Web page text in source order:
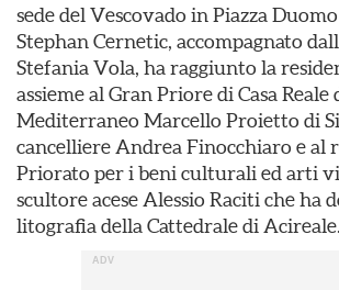
sede del Vescovado in Piazza
Stephan Cernetic, accompagnato
Stefania Vola, ha raggiunto la
assieme al Gran Priore di Casa Reale
Mediterraneo Marcello Proietto di
cancelliere Andrea Finocchiaro e al
Priorato per i beni culturali ed arti
scultore acese Alessio Raciti che ha
litografia della Cattedrale di Acireale.